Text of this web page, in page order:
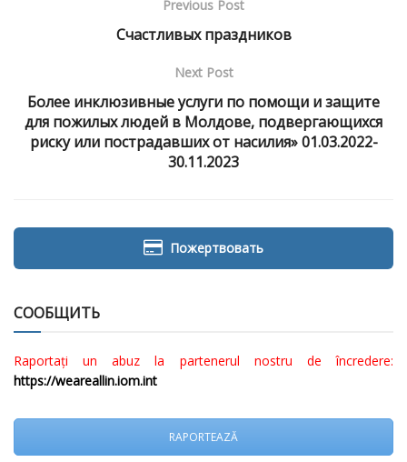
Previous Post
Счастливых праздников
Next Post
Более инклюзивные услуги по помощи и защите
для пожилых людей в Молдове, подвергающихся
риску или пострадавших от насилия» 01.03.2022-
30.11.2023
Пожертвовать
СООБЩИТЬ
Raportați un abuz la partenerul nostru de încredere:
https://weareallin.iom.int
RAPORTEAZĂ